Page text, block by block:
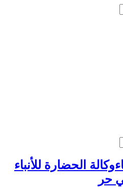
وكالة الحضارة للأنباء
حر